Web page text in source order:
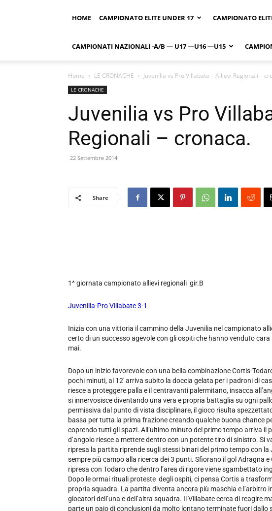
HOME CAMPIONATO ELITE UNDER 17 CAMPIONATO
CAMPIONATI NAZIONALI -A/B — U17 —U16 —U15
Home LE CRONACHE Juvenilia vs Pro Villabate – Allievi Regionali –
LE CRONACHE
Juvenilia vs Pro
Regionali – cronaca.
22 Settembre 2014
Share
1^ giornata campionato allievi regionali gir.B
Juvenilia-Pro Villabate 3-1
Inizia con una vittoria il cammino della Juvenilia nel campionato
certo di un successo agevole con gli ospiti che hanno venduto
mai.
Dopo un inizio favorevole con una bella combinazione Cortis-
pochi minuti, al 12′ arriva subito la doccia gelata per i padroni di
riesce a proteggere palla e il centravanti palermitano, insacca
si innervosisce diventando una vera e propria battaglia su ogni
permissiva dal punto di vista disciplinare, il gioco risulta
bassa per tutta la prima frazione creando qualche buona chance
coprendo tutti gli spazi. All’ultimo minuto del primo tempo arriva il
d’angolo riesce a mettere dentro con un potente tiro di sinistro. Si
ripresa la partita riprende sugli stessi binari del primo tempo con
sempre più campo alla ricerca dei 3 punti. Sfiorano il gol Adragna e
ripresa con Todaro che dentro l’area di rigore viene sgambettato
Dopo le ormai rituali proteste degli ospiti, ci pensa Cortis a
propria squadra. La partita diventa ancora più maschia e l’arbitro
giocatori dell’una e dell’altra squadra. Il Villabate cerca di reagire
parte un paio di conclusioni da molto lontano terminate fuori dallo